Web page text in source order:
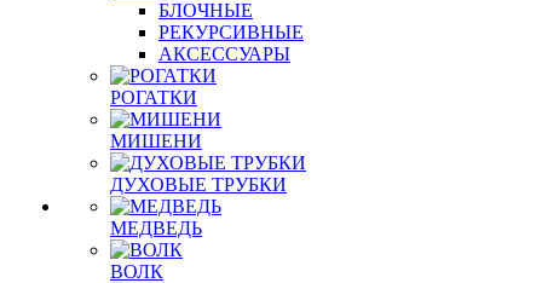
БЛОЧНЫЕ
РЕКУРСИВНЫЕ
АКСЕССУАРЫ
РОГАТКИ
МИШЕНИ
ДУХОВЫЕ ТРУБКИ
МЕДВЕДЬ
ВОЛК